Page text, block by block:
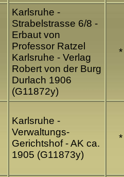
Karlsruhe -
Strabelstrasse 6/8 -
Erbaut von
Professor Ratzel
Karlsruhe - Verlag
Robert von der Burg
Durlach 1906
(G11872y)
*
Karlsruhe -
Verwaltungs-
Gerichtshof - AK ca.
1905 (G11873y)
*